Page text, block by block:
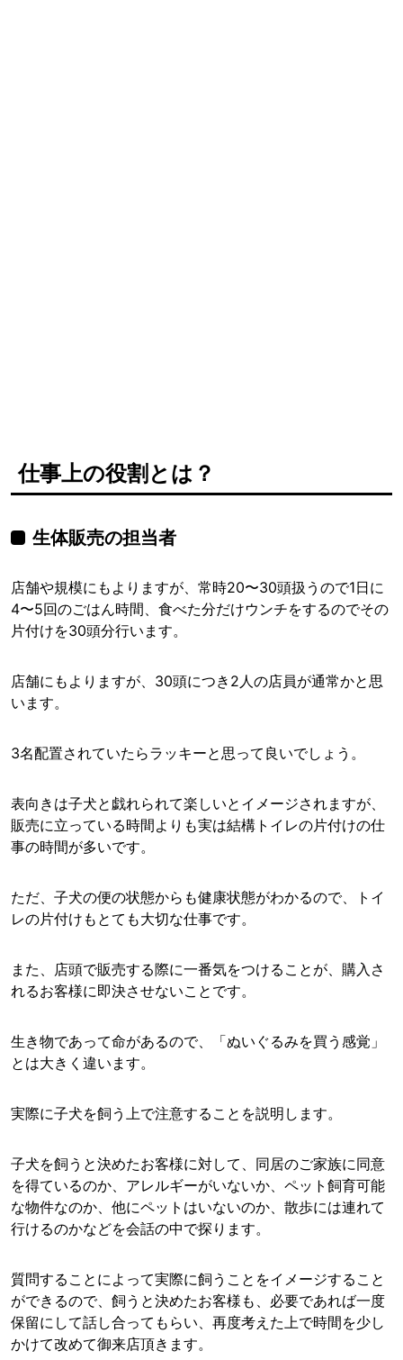
仕事上の役割とは？
生体販売の担当者
店舗や規模にもよりますが、常時20〜30頭扱うので1日に
4〜5回のごはん時間、食べた分だけウンチをするのでその
片付けを30頭分行います。
店舗にもよりますが、30頭につき2人の店員が通常かと思
います。
3名配置されていたらラッキーと思って良いでしょう。
表向きは子犬と戯れられて楽しいとイメージされますが、
販売に立っている時間よりも実は結構トイレの片付けの仕
事の時間が多いです。
ただ、子犬の便の状態からも健康状態がわかるので、トイ
レの片付けもとても大切な仕事です。
また、店頭で販売する際に一番気をつけることが、購入さ
れるお客様に即決させないことです。
生き物であって命があるので、「ぬいぐるみを買う感覚」
とは大きく違います。
実際に子犬を飼う上で注意することを説明します。
子犬を飼うと決めたお客様に対して、同居のご家族に同意
を得ているのか、アレルギーがいないか、ペット飼育可能
な物件なのか、他にペットはいないのか、散歩には連れて
行けるのかなどを会話の中で探ります。
質問することによって実際に飼うことをイメージすること
ができるので、飼うと決めたお客様も、必要であれば一度
保留にして話し合ってもらい、再度考えた上で時間を少し
かけて改めて御来店頂きます。